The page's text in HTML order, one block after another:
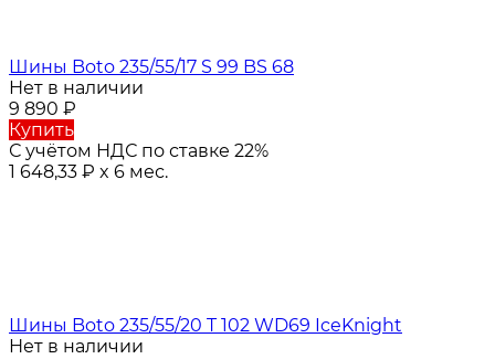
Шины Boto 235/55/17 S 99 BS 68
Нет в наличии
9 890 ₽
Купить
С учётом НДС по ставке 22%
1 648,33 ₽ x 6 мес.
Шины Boto 235/55/20 T 102 WD69 IceKnight
Нет в наличии